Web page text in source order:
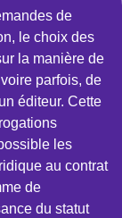
de
le choix des
la manière de
parfois, de
éditeur. Cette
les
au contrat
de
du statut